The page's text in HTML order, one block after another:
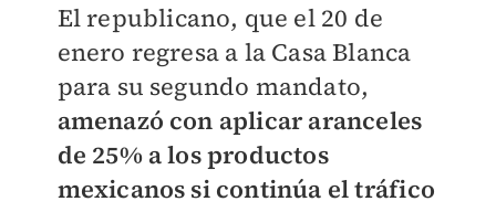
El republicano, que el 20 de
enero regresa a la Casa Blanca
para su segundo mandato,
amenazó con aplicar aranceles
de 25% a los productos
mexicanos si continúa el tráfico